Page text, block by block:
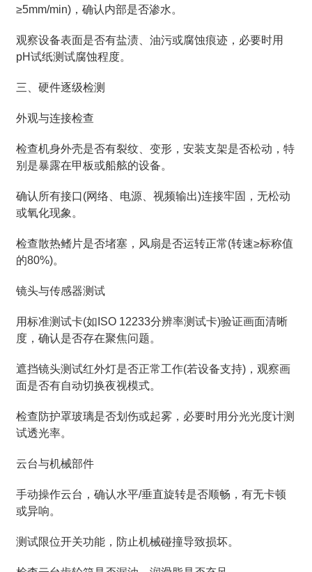
≥5mm/min)，确认内部是否渗水。
观察设备表面是否有盐渍、油污或腐蚀痕迹，必要时用
pH试纸测试腐蚀程度。
三、硬件逐级检测
外观与连接检查
检查机身外壳是否有裂纹、变形，安装支架是否松动，特
别是暴露在甲板或船舷的设备。
确认所有接口(网络、电源、视频输出)连接牢固，无松动
或氧化现象。
检查散热鳍片是否堵塞，风扇是否运转正常(转速≥标称值
的80%)。
镜头与传感器测试
用标准测试卡(如ISO 12233分辨率测试卡)验证画面清晰
度，确认是否存在聚焦问题。
遮挡镜头测试红外灯是否正常工作(若设备支持)，观察画
面是否有自动切换夜视模式。
检查防护罩玻璃是否划伤或起雾，必要时用分光光度计测
试透光率。
云台与机械部件
手动操作云台，确认水平/垂直旋转是否顺畅，有无卡顿
或异响。
测试限位开关功能，防止机械碰撞导致损坏。